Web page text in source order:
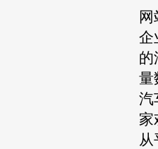
企
的
量
汽
家
从